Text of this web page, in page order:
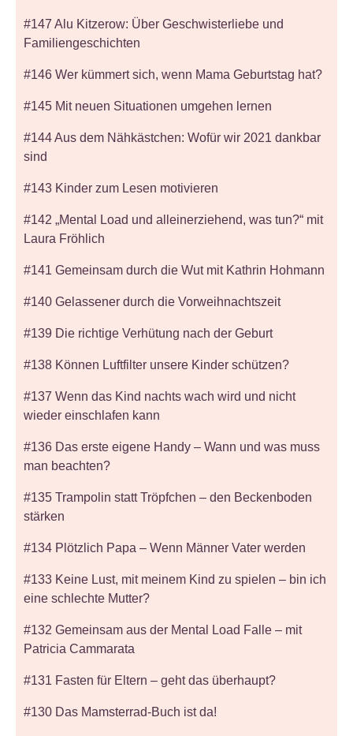
#147 Alu Kitzerow: Über Geschwisterliebe und
Familiengeschichten
#146 Wer kümmert sich, wenn Mama Geburtstag hat?
#145 Mit neuen Situationen umgehen lernen
#144 Aus dem Nähkästchen: Wofür wir 2021 dankbar
sind
#143 Kinder zum Lesen motivieren
#142 „Mental Load und alleinerziehend, was tun?“ mit
Laura Fröhlich
#141 Gemeinsam durch die Wut mit Kathrin Hohmann
#140 Gelassener durch die Vorweihnachtszeit
#139 Die richtige Verhütung nach der Geburt
#138 Können Luftfilter unsere Kinder schützen?
#137 Wenn das Kind nachts wach wird und nicht
wieder einschlafen kann
#136 Das erste eigene Handy – Wann und was muss
man beachten?
#135 Trampolin statt Tröpfchen – den Beckenboden
stärken
#134 Plötzlich Papa – Wenn Männer Vater werden
#133 Keine Lust, mit meinem Kind zu spielen – bin ich
eine schlechte Mutter?
#132 Gemeinsam aus der Mental Load Falle – mit
Patricia Cammarata
#131 Fasten für Eltern – geht das überhaupt?
#130 Das Mamsterrad-Buch ist da!